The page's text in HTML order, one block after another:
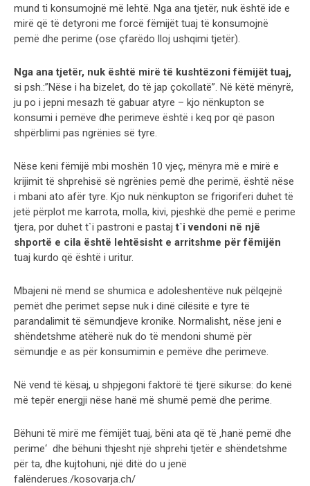
mund ti konsumojnë më lehtë. Nga ana tjetër, nuk është ide e
mirë që të detyroni me forcë fëmijët tuaj të konsumojnë
pemë dhe perime (ose çfarëdo lloj ushqimi tjetër).
Nga ana tjetër, nuk është mirë të kushtëzoni fëmijët tuaj,
si psh.:”Nëse i ha bizelet, do të jap çokollatë”. Në këtë mënyrë,
ju po i jepni mesazh të gabuar atyre – kjo nënkupton se
konsumi i pemëve dhe perimeve është i keq por që pason
shpërblimi pas ngrënies së tyre.
Nëse keni fëmijë mbi moshën 10 vjeç, mënyra më e mirë e
krijimit të shprehisë së ngrënies pemë dhe perimë, është nëse
i mbani ato afër tyre. Kjo nuk nënkupton se frigoriferi duhet të
jetë përplot me karrota, molla, kivi, pjeshkë dhe pemë e perime
tjera, por duhet t`i pastroni e pastaj t`i vendoni në një
shportë e cila është lehtësisht e arritshme për fëmijën
tuaj kurdo që është i uritur.
Mbajeni në mend se shumica e adoleshentëve nuk pëlqejnë
pemët dhe perimet sepse nuk i dinë cilësitë e tyre të
parandalimit të sëmundjeve kronike. Normalisht, nëse jeni e
shëndetshme atëherë nuk do të mendoni shumë për
sëmundje e as për konsumimin e pemëve dhe perimeve.
Në vend të kësaj, u shpjegoni faktorë të tjerë sikurse: do kenë
më tepër energji nëse hanë më shumë pemë dhe perime.
Bëhuni të mirë me fëmijët tuaj, bëni ata që të ‚hanë pemë dhe
perime‘ dhe bëhuni thjesht një shprehi tjetër e shëndetshme
për ta, dhe kujtohuni, një ditë do u jenë
falënderues./kosovarja.ch/